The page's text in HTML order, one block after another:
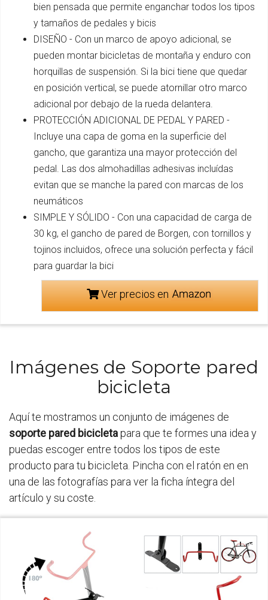
bien pensada que permite enganchar todos los tipos
y tamaños de pedales y bicis
DISEÑO - Con un marco de apoyo adicional, se
pueden montar bicicletas de montaña y enduro con
horquillas de suspensión. Si la bici tiene que quedar
en posición vertical, se puede atornillar otro marco
adicional por debajo de la rueda delantera.
PROTECCIÓN ADICIONAL DE PEDAL Y PARED -
Incluye una capa de goma en la superficie del
gancho, que garantiza una mayor protección del
pedal. Las dos almohadillas adhesivas incluídas
evitan que se manche la pared con marcas de los
neumáticos
SIMPLE Y SÓLIDO - Con una capacidad de carga de
30 kg, el gancho de pared de Borgen, con tornillos y
tojinos incluidos, ofrece una solución perfecta y fácil
para guardar la bici
Ver precios en
Imágenes de Soporte pared
bicicleta
Aquí te mostramos un conjunto de imágenes de
soporte pared bicicletapara que te formes una idea y
puedas escoger entre todos los tipos de este
producto para tu bicicleta. Pincha con el ratón en en
una de las fotografías para ver la ficha íntegra del
artículo y su coste.